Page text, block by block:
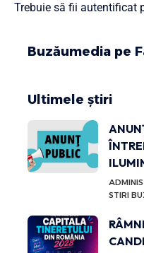
Trebuie să fii autentificat
Buzăumedia pe
Ultimele știri
STIRI